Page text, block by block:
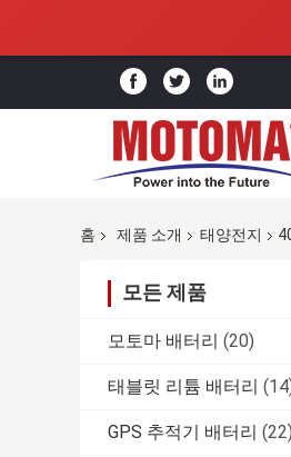
홈 제품 소개 태양전지
모든 제품
모토마 배터리 (20)
태블릿 리튬 배터리
GPS 추적기 배터리 (22)